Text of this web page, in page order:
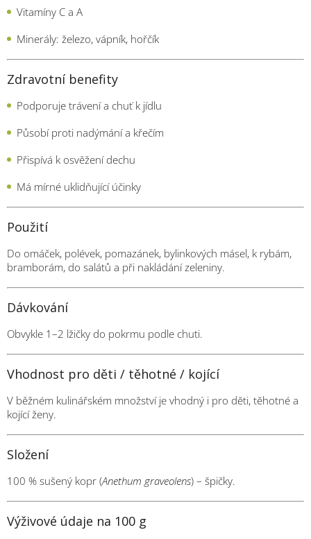
Vitamíny C a A
Minerály: železo, vápník, hořčík
Zdravotní benefity
Podporuje trávení a chuť k jídlu
Působí proti nadýmání a křečím
Přispívá k osvěžení dechu
Má mírné uklidňující účinky
Použití
Do omáček, polévek, pomazánek, bylinkových másel, k rybám,
bramborám, do salátů a při nakládání zeleniny.
Dávkování
Obvykle 1–2 lžičky do pokrmu podle chuti.
Vhodnost pro děti / těhotné / kojící
V běžném kulinářském množství je vhodný i pro děti, těhotné a
kojící ženy.
Složení
100 % sušený kopr (Anethum graveolens) – špičky.
Výživové údaje na 100 g